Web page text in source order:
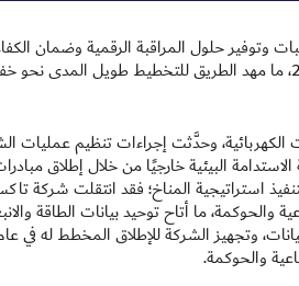
وتوفير حلول المراقبة الرقمية وضمان
الشركة التحول إلى المركبات الهجينة في عام 2011، والمركبات الكهربائية في عام 2017، ما مهد الطريق
وحدَّثت إجراءات تنظيم عمليات
البيئية خارجيًا من خلال إطلاق
والحوكمة، ما أتاح توحيد بيانات الطاقة
والحوكمة.